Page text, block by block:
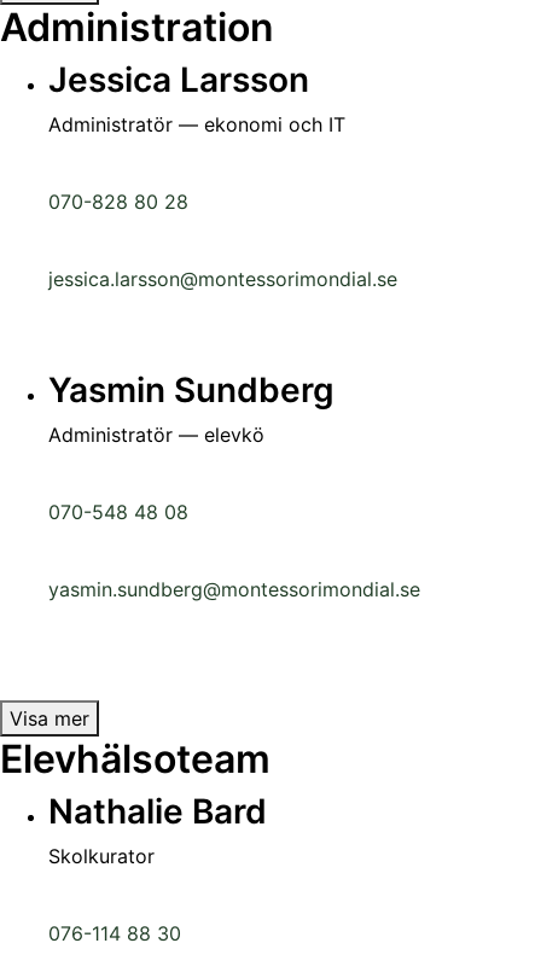
Administration
Jessica Larsson
Administratör — ekonomi och IT
070-828 80 28
jessica.larsson@montessorimondial.se
Yasmin Sundberg
Administratör — elevkö
070-548 48 08
yasmin.sundberg@montessorimondial.se
Visa mer
Elevhälsoteam
Nathalie Bard
Skolkurator
076-114 88 30